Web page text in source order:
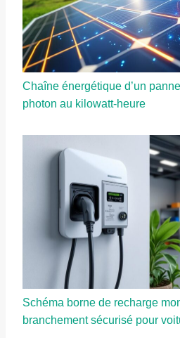
Chaîne énergétique d’un
photon au kilowatt-heure
Schéma borne de recharge
branchement sécurisé pour